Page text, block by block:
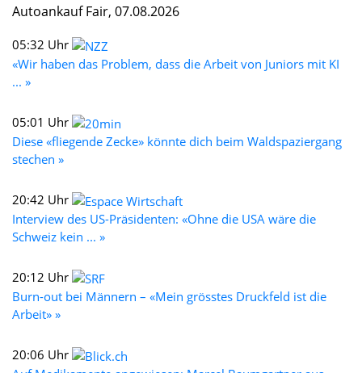
Autoankauf Fair, 07.08.2026
05:32 Uhr
«Wir haben das Problem, dass die Arbeit von Juniors mit KI
... »
05:01 Uhr
Diese «fliegende Zecke» könnte dich beim Waldspaziergang
stechen »
20:42 Uhr
Interview des US-Präsidenten: «Ohne die USA wäre die
Schweiz kein ... »
20:12 Uhr
Burn-out bei Männern – «Mein grösstes Druckfeld ist die
Arbeit» »
20:06 Uhr